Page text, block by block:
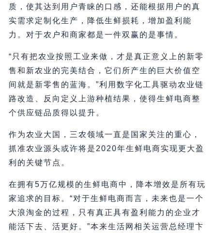
质，使其达到用户青睐的口感，还能根据用户的真
实需求定制化生产，降低生鲜损耗，增加盈利能
力。对于农户和商家都是一件双赢的是事情。
“只有把农业按照工业来做，才是真正意义上的新零
售和新农业的完美结合，它们所产生的巨大价值空
间就是新零售的蓝海。”利用数字化工具驱动农业链
路改造、反向定义上游种植结果，使得生鲜电商整
个供应链品质得以提升。
作为农业大国，三农领域一直是国家关注的重心，
抓准农业源头或许将是2020年生鲜电商实现更大盈
利的关键节点。
在拥有5万亿规模的生鲜电商中，降本增效是所有玩
家追求的目标。“对于生鲜电商而言，未来也是一个
大浪淘金的过程，只有真正具有盈利能力的企业才
能活下去、活更好。”本来生活网相关运营总经理卞